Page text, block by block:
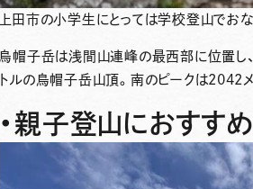
上田市の小学生にとっては学校登山でお
烏帽子岳は浅間山連峰の最西部に位置し
トルの烏帽子岳山頂。南のピークは2042
・親子登山におすす